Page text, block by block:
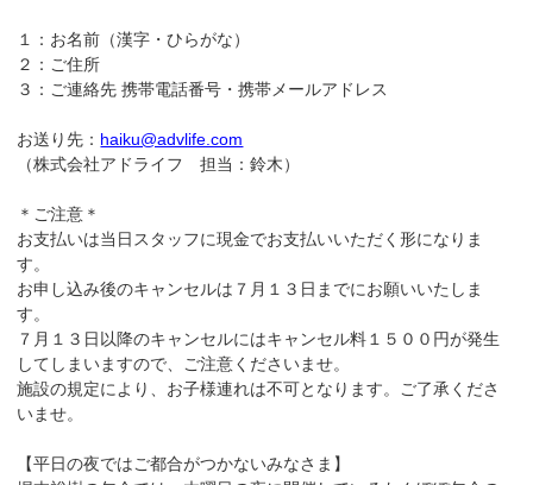
１：お名前（漢字・ひらがな）
２：ご住所
３：ご連絡先 携帯電話番号・携帯メールアドレス
お送り先： haiku@advlife.com
（株式会社アドライフ 担当：鈴木）
＊ご注意＊
お支払いは当日スタッフに現金でお支払いいただく形になりま
す。
お申し込み後のキャンセルは７月１３日までにお願いいたしま
す。
７月１３日以降のキャンセルにはキャンセル料１５００円が発生
してしまいますので、ご注意くださいませ。
施設の規定により、お子様連れは不可となります。ご了承くださ
いませ。
【平日の夜ではご都合がつかないみなさま】